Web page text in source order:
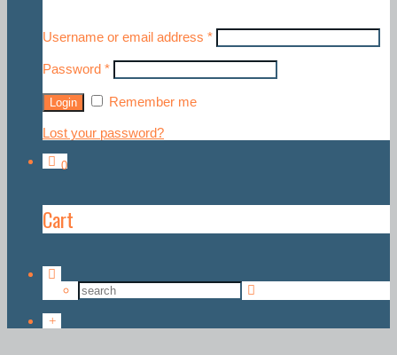
Username or email address *
Password *
Remember me
Lost your password?
0
Cart